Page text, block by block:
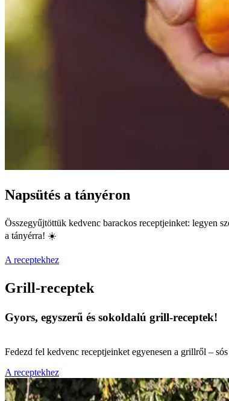
Napsütés a tányéron
Összegyűjtöttük kedvenc barackos receptjeinket: legyen
a tányérra! ☀️
A receptekhez
Grill-receptek
Gyors, egyszerű és sokoldalú grill-receptek!
Fedezd fel kedvenc receptjeinket egyenesen a grillről –
A receptekhez